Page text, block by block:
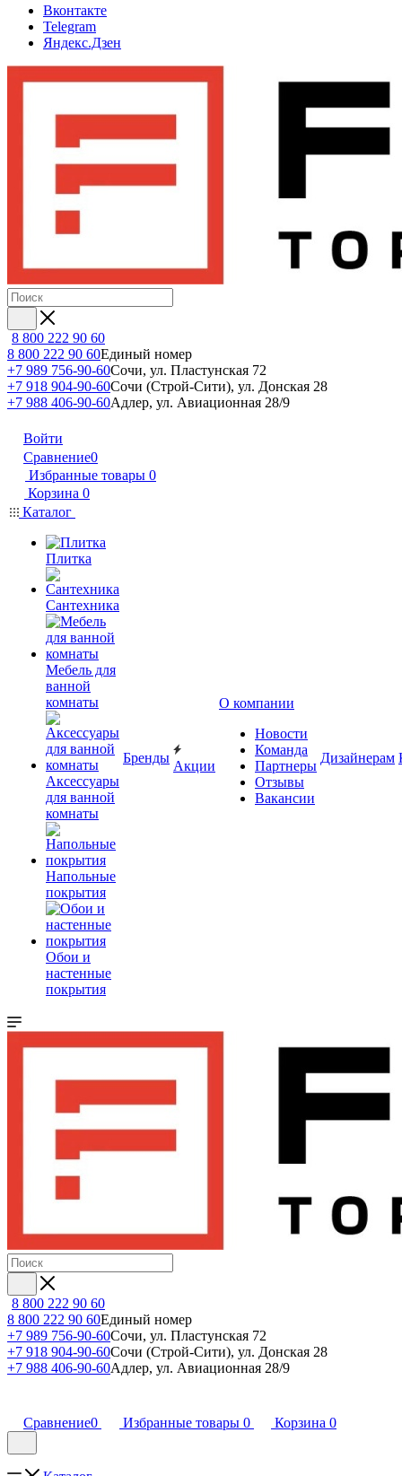
Вконтакте
Telegram
Яндекс.Дзен
8 800 222 90 60
8 800 222 90 60Единый номер
+7 989 756-90-60Сочи, ул. Пластунская 72
+7 918 904-90-60Сочи (Строй-Сити), ул. Донская 28
+7 988 406-90-60Адлер, ул. Авиационная 28/9
Войти
Сравнение0
Избранные товары 0
Корзина 0
Каталог
Плитка
Сантехника
Мебель для
ванной
комнаты
Аксессуары
для ванной
комнаты
Напольные
покрытия
Обои и
настенные
покрытия
Бренды
Акции
О компании
Новости
Команда
Партнеры
Отзывы
Вакансии
Дизайнерам
8 800 222 90 60
8 800 222 90 60Единый номер
+7 989 756-90-60Сочи, ул. Пластунская 72
+7 918 904-90-60Сочи (Строй-Сити), ул. Донская 28
+7 988 406-90-60Адлер, ул. Авиационная 28/9
Сравнение0 Избранные товары 0 Корзина 0